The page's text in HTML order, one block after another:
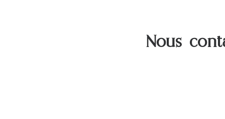
Nous